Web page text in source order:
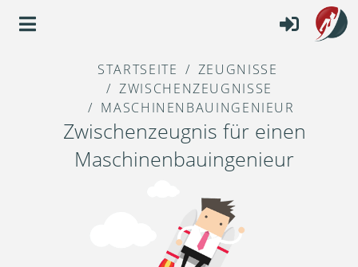
STARTSEITE
ZEUGNISSE
ZWISCHENZEUGNISSE
MASCHINENBAUINGENIEUR
Zwischenzeugnis für einen
Maschinenbauingenieur